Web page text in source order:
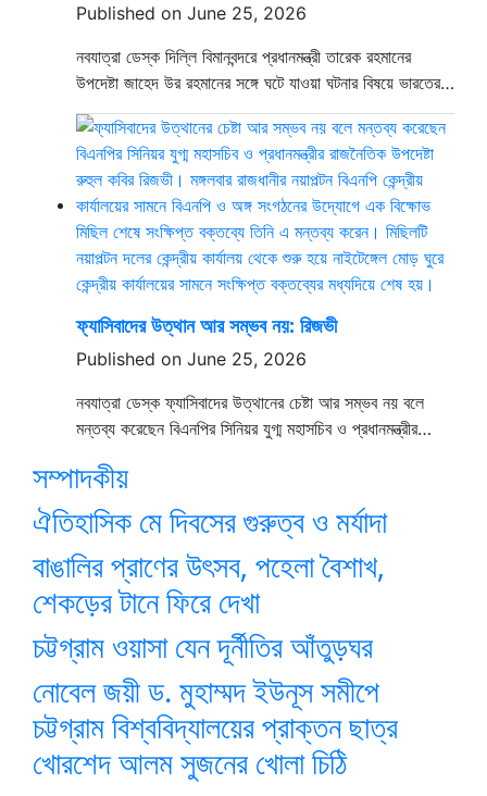
Published on June 25, 2026
নবযাত্রা ডেস্ক দিল্লি বিমানবন্দরে প্রধানমন্ত্রী তারেক রহমানের
উপদেষ্টা জাহেদ উর রহমানের সঙ্গে ঘটে যাওয়া ঘটনার বিষয়ে ভারতের…
ফ্যাসিবাদের উত্থান আর সম্ভব নয়: রিজভী
Published on June 25, 2026
নবযাত্রা ডেস্ক ফ্যাসিবাদের উত্থানের চেষ্টা আর সম্ভব নয় বলে
মন্তব্য করেছেন বিএনপির সিনিয়র যুগ্ম মহাসচিব ও প্রধানমন্ত্রীর…
সম্পাদকীয়
ঐতিহাসিক মে দিবসের গুরুত্ব ও মর্যাদা
বাঙালির প্রাণের উৎসব, পহেলা বৈশাখ,
শেকড়ের টানে ফিরে দেখা
চট্টগ্রাম ওয়াসা যেন দূর্নীতির আঁতুড়ঘর
নোবেল জয়ী ড. মুহাম্মদ ইউনূস সমীপে
চট্টগ্রাম বিশ্ববিদ্যালয়ের প্রাক্তন ছাত্র
খোরশেদ আলম সুজনের খোলা চিঠি